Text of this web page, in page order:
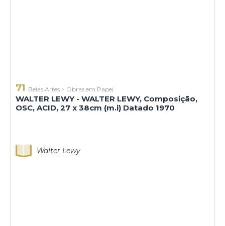
71 Belas Artes > Obras em Papel
WALTER LEWY - WALTER LEWY, Composição,
OSC, ACID, 27 x 38cm (m.i) Datado 1970
Walter Lewy